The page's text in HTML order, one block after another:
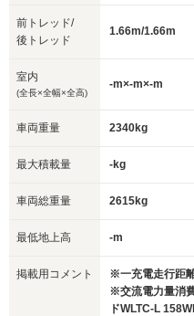
前トレッド/
後トレッド
1.66m/1.66m
室内
(全長×全幅×全高)
-m×-m×-m
車両重量 2340kg
最大積載量 -kg
車両総重量 2615kg
最低地上高 -m
掲載用コメント
※一充電走行距
※交流電力量消
ドWLTC-L